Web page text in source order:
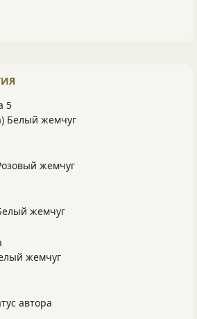
5
Белый жемчуг
жемчуг
жемчуг
жемчуг
автора